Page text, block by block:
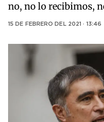
no, no lo recibimos,
15 DE FEBRERO DEL 2021 · 13:46